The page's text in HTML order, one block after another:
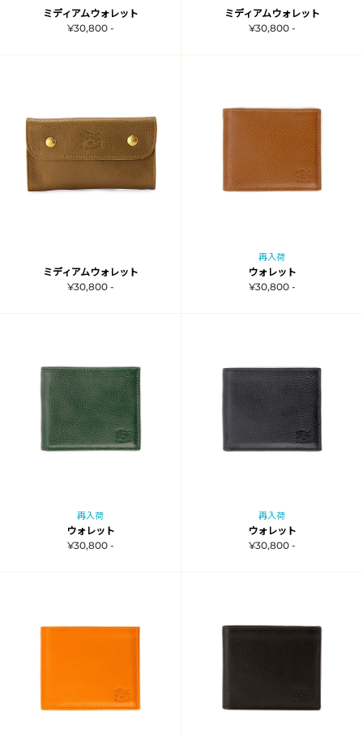
ミディアムウォレット
¥30,800 -
ミディアムウォレット
¥30,800 -
ミディアムウォレット
¥30,800 -
再入荷
ウォレット
¥30,800 -
再入荷
ウォレット
¥30,800 -
再入荷
ウォレット
¥30,800 -